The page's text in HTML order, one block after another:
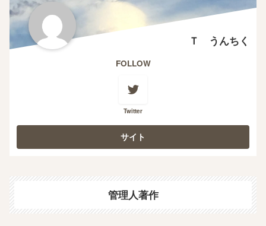
Ｔ うんちく
FOLLOW
Twitter
管理人著作